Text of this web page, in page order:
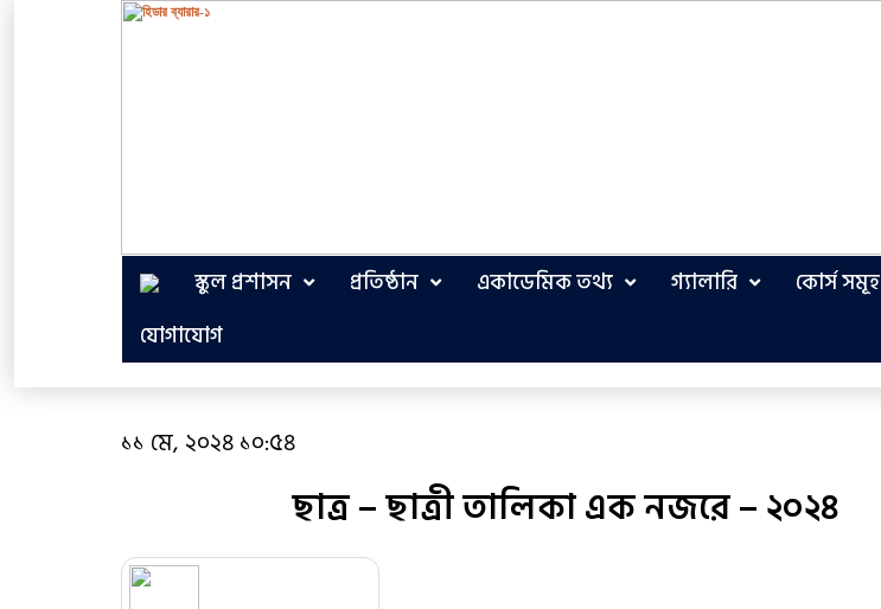
স্কুল প্রশাসন প্রতিষ্ঠান একাডেমিক তথ্য গ্যালারি কোর্স সমূহ
যোগাযোগ
১১ মে, ২০২৪ ১০:৫৪
ছাত্র – ছাত্রী তালিকা এক নজরে – ২০২৪